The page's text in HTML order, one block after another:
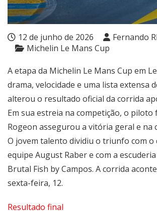
12 de junho de 2026
Fernando
Michelin Le Mans Cup
A etapa da Michelin Le Mans Cup em
drama, velocidade e uma lista extensa
alterou o resultado oficial da corrida
Em sua estreia na competição, o
Rogeon assegurou a vitória geral e na
O jovem talento dividiu o triunfo com o
equipe August Raber e com a
Brutal Fish by Campos. A corrida
sexta-feira, 12.
Resultado final